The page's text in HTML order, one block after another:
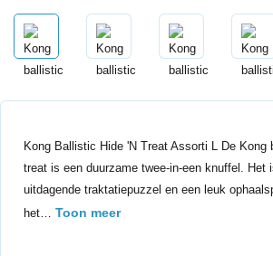
Kong Ballistic Hide 'N Treat Assorti L De Kong
treat is een duurzame twee-in-een knuffel. Het
uitdagende traktatiepuzzel en een leuk
het… Toon meer